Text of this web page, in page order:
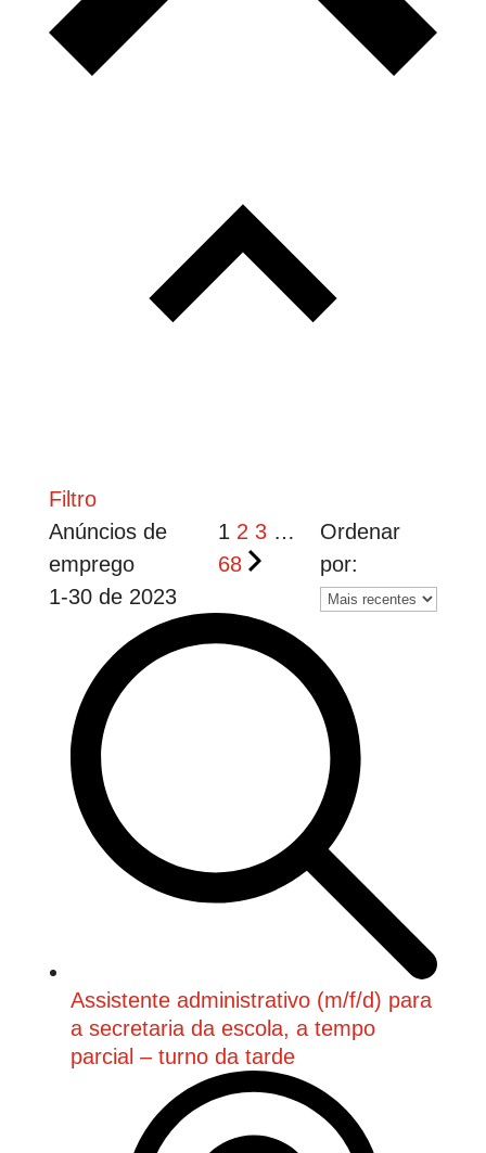
Filtro
Anúncios de
emprego
1-30de 2023
1 2 3 …
68
Ordenar
por:
Assistente administrativo (m/f/d) para
a secretaria da escola, a tempo
parcial – turno da tarde